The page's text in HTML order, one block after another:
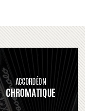
ACCORDÉON
CHROMATIQUE